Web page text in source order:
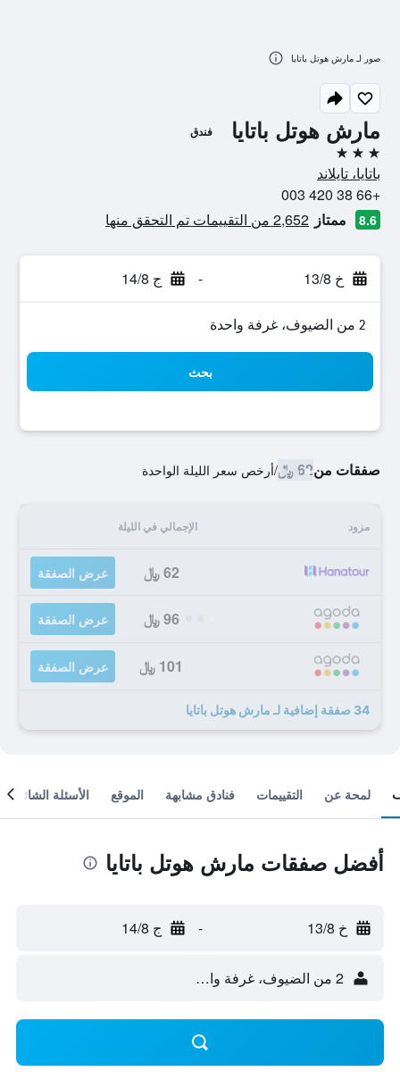
مارش هوتل باتايا فندق
3 نجوم
باتايا، تايلاند
+66 38 420 003
8.6 ممتاز 2,652 من التقييمات تم التحقق منها
خ 13/8 - ج 14/8
2 من الضيوف، غرفة واحدة
بحث
صفقات من62 ﷼ /أرخص سعر الليلة الواحدة
مزود الإجمالي في الليلة
62 ﷼ عرض الصفقة
96 ﷼ عرض الصفقة
101 ﷼ عرض الصفقة
34 صفقة إضافية لـ مارش هوتل باتايا
صور لـ مارش هوتل باتايا
لمحة عن التقييمات فنادق مشابهة الموقع الأسئلة الشائعة
أفضل صفقات مارش هوتل باتايا
خ 13/8 - ج 14/8
2 من الضيوف، غرفة واحدة